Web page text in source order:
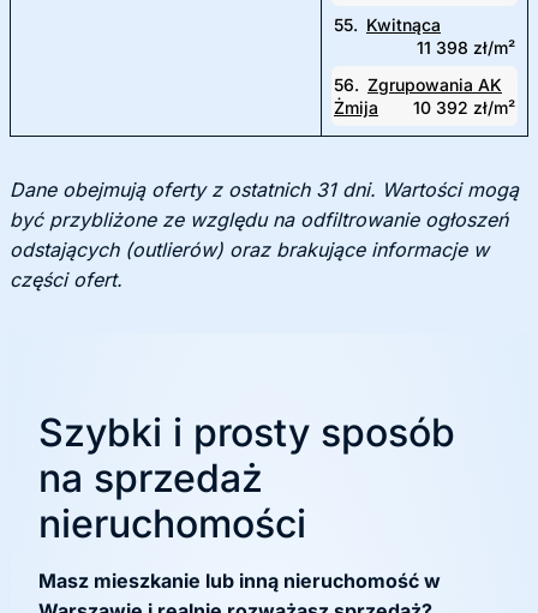
55. Kwitnąca
11 398 zł/m²
56. Zgrupowania AK
Żmija
10 392 zł/m²
Dane obejmują oferty z ostatnich 31 dni. Wartości mogą
być przybliżone ze względu na odfiltrowanie ogłoszeń
odstających (outlierów) oraz brakujące informacje w
części ofert.
Szybki i prosty sposób
na sprzedaż
nieruchomości
Masz mieszkanie lub inną nieruchomość w